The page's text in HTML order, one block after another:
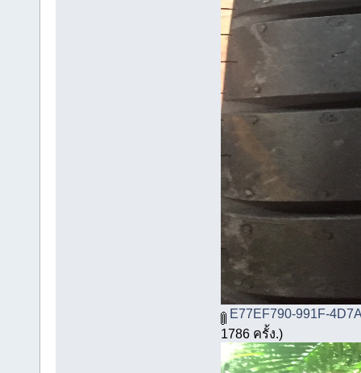
E77EF790-991F-
1786 ครั้ง.)